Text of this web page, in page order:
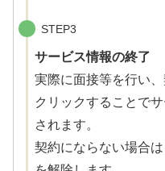
STEP3
サービス情報の終了
実際に面接等を行い
クリックすることで
されます。
契約にならない場合